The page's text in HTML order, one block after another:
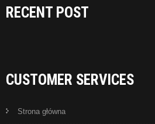
RECENT POST
CUSTOMER SERVICES
Strona główna